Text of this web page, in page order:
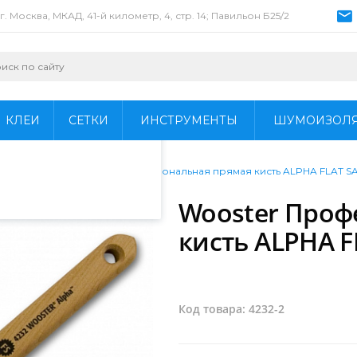
и
.
г. Москва, МКАД, 41-й километр, 4, стр. 14; Павильон Б25/2
КЛЕИ СЕТКИ ИНСТРУМЕНТЫ
Wooster Профессиональная прямая кисть ALPHA FLAT
Wooster
кисть ALPHA
Код товара: 4232-2